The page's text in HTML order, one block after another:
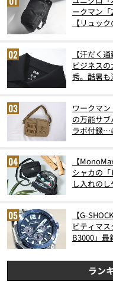
ークマン
【リュッ
【汗だく
ビジネス
秀。酷暑
ワークマ
の万能サ
ラボ付録…
【
シャカの
し入れの
【G-
ビティマ
B3000」最
ラン